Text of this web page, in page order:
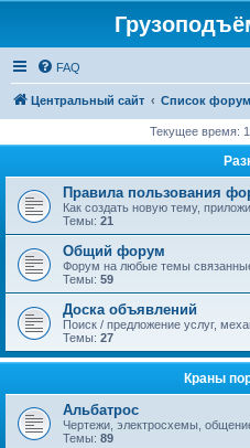
FAQ
Центральный сайт Список
Текущее время:
Правила пользования
Как создать новую тему,
Темы: 21
Общий форум
Форум на любые темы
Темы: 59
Доска объявлений
Поиск / предложение услуг,
Темы: 27
Краны
Альбатрос
Чертежи, электросхемы,
Темы: 89